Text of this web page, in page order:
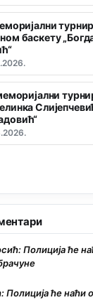
баскету
Полиција ће
Полиција ће наћи